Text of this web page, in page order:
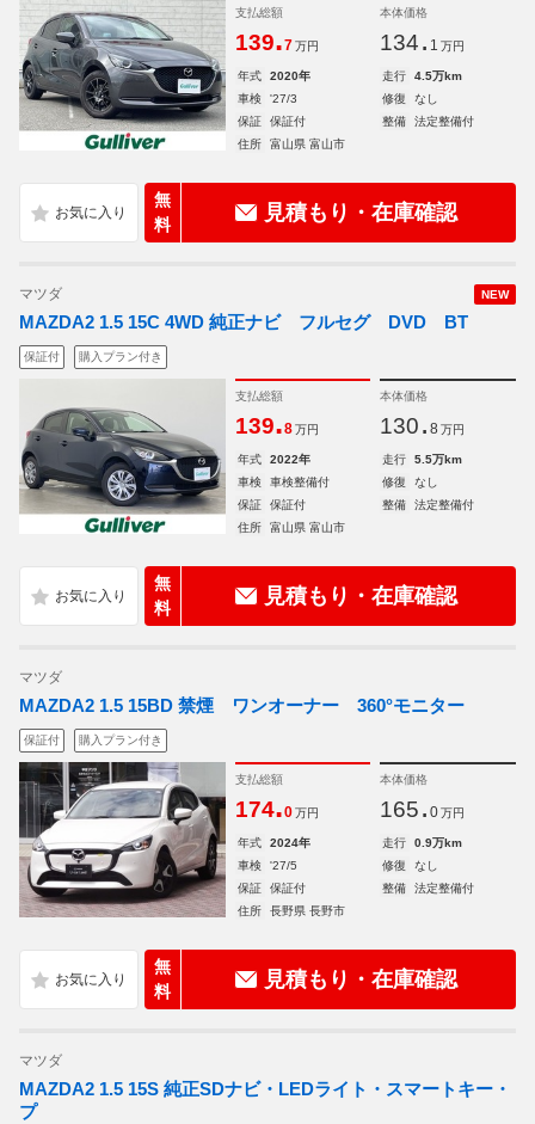
支払総額
139.7 万円
本体価格
134. 1 万円
年式 2020年 走行
4.5万km
車検
'27/3 修復
なし
保証
保証付 整備
法定整備付
住所
富山県 富山市
無
料
見積もり・在庫確認
NEW
マツダ
MAZDA2 1.5 15C 4WD 純正ナビ フルセグ DVD BT
保証付 購入プラン付き
支払総額
139.8 万円
本体価格
130. 8 万円
年式 2022年 走行
5.5万km
車検
車検整備付 修復
なし
保証
保証付 整備
法定整備付
住所
富山県 富山市
無
料
見積もり・在庫確認
マツダ
MAZDA2 1.5 15BD 禁煙 ワンオーナー 360°モニター
保証付 購入プラン付き
支払総額
174.0 万円
本体価格
165. 0 万円
年式 2024年 走行
0.9万km
車検
'27/5 修復
なし
保証
保証付 整備
法定整備付
住所
長野県 長野市
無
料
見積もり・在庫確認
マツダ
MAZDA2 1.5 15S 純正SDナビ・LEDライト・スマートキー・
プ